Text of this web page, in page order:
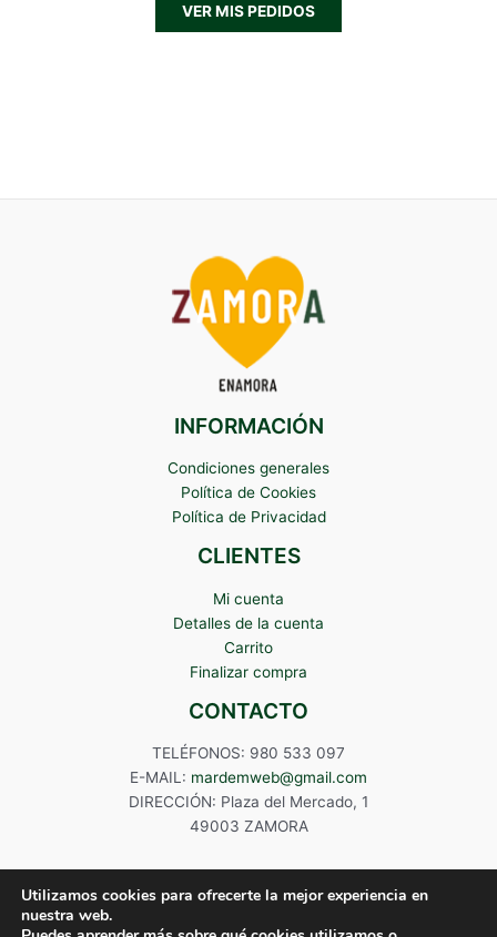
VER MIS PEDIDOS
INFORMACIÓN
Condiciones generales
Política de Cookies
Política de Privacidad
CLIENTES
Mi cuenta
Detalles de la cuenta
Carrito
Finalizar compra
CONTACTO
TELÉFONOS: 980 533 097
E-MAIL: mardemweb@gmail.com
DIRECCIÓN: Plaza del Mercado, 1
49003 ZAMORA
Utilizamos cookies para ofrecerte la mejor experiencia en
nuestra web.